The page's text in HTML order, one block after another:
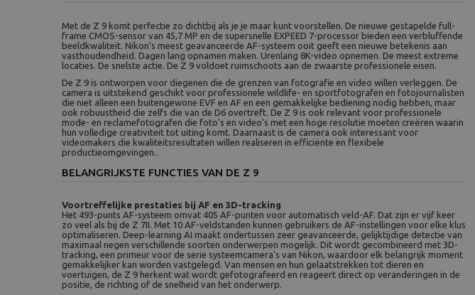
Met de Z 9 komt perfectie zo dichtbij als je je maar kunt voorstellen. De nieuwe gestapelde full-
frame CMOS-sensor van 45,7 MP en de supersnelle EXPEED 7-processor bieden een verbluffende
beeldkwaliteit. Nikon’s meest geavanceerde AF-systeem ooit geeft een nieuwe betekenis aan
vasthoudendheid. Dagen lang opnamen maken. Urenlang 8K-video opnemen. De meest extreme
locaties. De snelste actie. De Z 9 voldoet ruimschoots aan de zwaarste professionele eisen.
De Z 9 is ontworpen voor diegenen die de grenzen van fotografie en video willen verleggen. De
camera is uitstekend geschikt voor professionele wildlife- en sportfotografen en fotojournalisten
die niet alleen een buitengewone EVF en AF en een gemakkelijke bediening nodig hebben, maar
ook robuustheid die zelfs die van de D6 overtreft. De Z 9 is ook relevant voor professionele
mode- en reclamefotografen die foto's en video's met een hoge resolutie moeten creëren waarin
hun volledige creativiteit tot uiting komt. Daarnaast is de camera ook interessant voor
videomakers die kwaliteitsresultaten willen realiseren in efficiënte en flexibele
productieomgevingen..
BELANGRIJKSTE FUNCTIES VAN DE Z 9
Voortreffelijke prestaties bij AF en 3D-tracking
Het 493-punts AF-systeem omvat 405 AF-punten voor automatisch veld-AF. Dat zijn er vijf keer
zo veel als bij de Z 7II. Met 10 AF-veldstanden kunnen gebruikers de AF-instellingen voor elke klus
optimaliseren. Deep-learning AI maakt ondertussen zeer geavanceerde, gelijktijdige detectie van
maximaal negen verschillende soorten onderwerpen mogelijk. Dit wordt gecombineerd met 3D-
tracking, een primeur voor de serie systeemcamera's van Nikon, waardoor elk belangrijk moment
gemakkelijker kan worden vastgelegd. Van mensen en hun gelaatstrekken tot dieren en
voertuigen, de Z 9 herkent wat wordt gefotografeerd en reageert direct op veranderingen in de
positie, de richting of de snelheid van het onderwerp.